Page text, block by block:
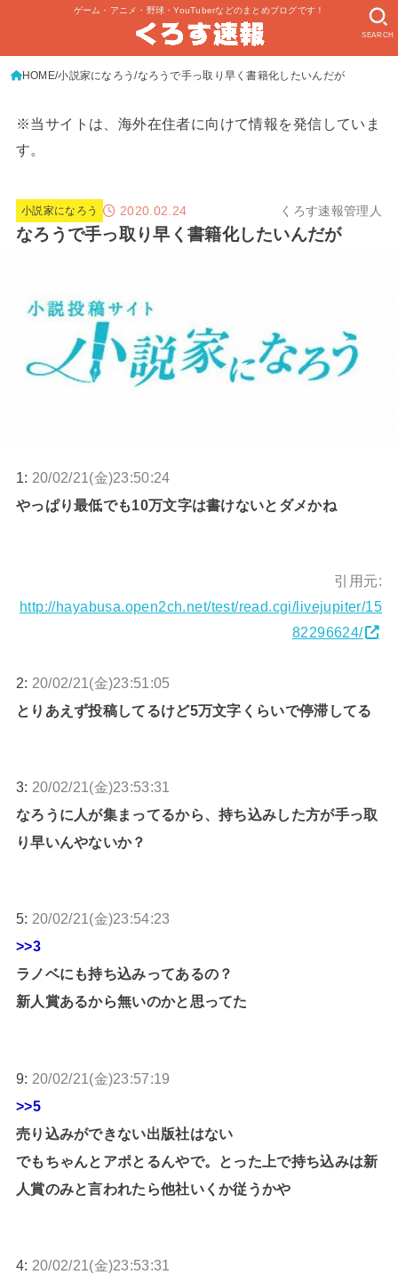
ゲーム・アニメ・野球・YouTuberなどのまとめブログです！
SEARCH
HOME 小説家になろう なろうで手っ取り早く書籍化したいんだが
※当サイトは、海外在住者に向けて情報を発信していま
す。
小説家になろう 2020.02.24 くろす速報管理人
なろうで手っ取り早く書籍化したいんだが
1: 20/02/21(金)23:50:24
やっぱり最低でも10万文字は書けないとダメかね
引用元:
http://hayabusa.open2ch.net/test/read.cgi/livejupiter/15
82296624/
2: 20/02/21(金)23:51:05
とりあえず投稿してるけど5万文字くらいで停滞してる
3: 20/02/21(金)23:53:31
なろうに人が集まってるから、持ち込みした方が手っ取
り早いんやないか？
5: 20/02/21(金)23:54:23
>>3
ラノベにも持ち込みってあるの？
新人賞あるから無いのかと思ってた
9: 20/02/21(金)23:57:19
>>5
売り込みができない出版社はない
でもちゃんとアポとるんやで。とった上で持ち込みは新
人賞のみと言われたら他社いくか従うかや
4: 20/02/21(金)23:53:31